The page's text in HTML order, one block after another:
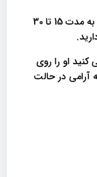
در صورت سابقه بالا آوردن و ریفلکس نوزاد، او را به مدت 15 تا 30
او را روی
آرامی در حالت